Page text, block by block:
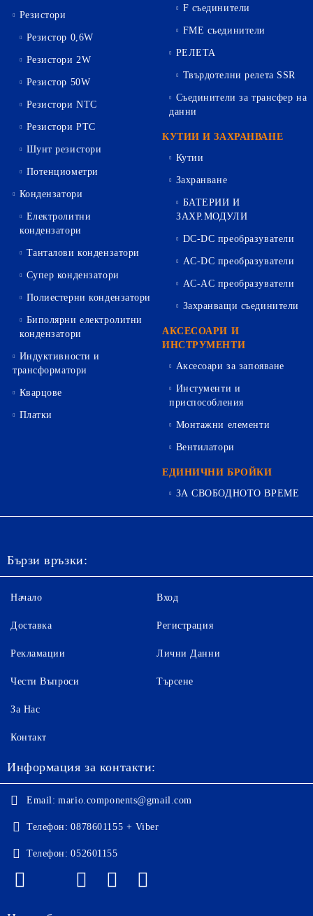
Резистори
Резистор 0,6W
Резистори 2W
Резистор 50W
Резистори NTC
Резистори PTC
Шунт резистори
Потенциометри
Кондензатори
Електролитни
кондензатори
Танталови кондензатори
Супер кондензатори
Полиестерни кондензатори
Биполярни електролитни
кондензатори
Индуктивности и
трансформатори
Кварцове
Платки
F съединители
FME съединители
РЕЛЕТА
Твърдотелни релета SSR
Съединители за трансфер на
данни
КУТИИ И ЗАХРАНВАНЕ
Кутии
Захранване
БАТЕРИИ И
ЗАХР.МОДУЛИ
DC-DC преобразуватели
AC-DC преобразуватели
AC-AC преобразуватели
Захранващи съединители
АКСЕСОАРИ И
ИНСТРУМЕНТИ
Аксесоари за запояване
Инстументи и
приспособления
Монтажни елементи
Вентилатори
ЕДИНИЧНИ БРОЙКИ
ЗА СВОБОДНОТО ВРЕМЕ
Бързи връзки:
Начало
Доставка
Рекламации
Чести Въпроси
Вход
Регистрация
Лични Данни
Търсене
За Нас
Контакт
Информация за контакти:
Email: mario.components@gmail.com
Телефон: 0878601155 + Viber
Телефон: 052601155